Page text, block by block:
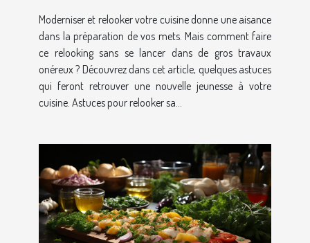
Moderniser et relooker votre cuisine donne une aisance
dans la préparation de vos mets. Mais comment faire
ce relooking sans se lancer dans de gros travaux
onéreux ? Découvrez dans cet article, quelques astuces
qui feront retrouver une nouvelle jeunesse à votre
cuisine. Astuces pour relooker sa...